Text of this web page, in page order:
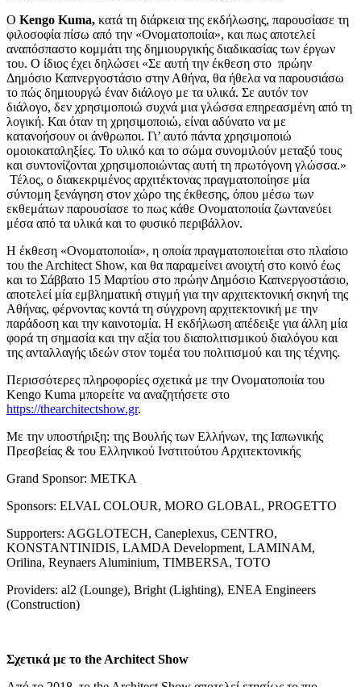
Ο Kengo Kuma, κατά τη διάρκεια της εκδήλωσης, παρουσίασε τη
φιλοσοφία πίσω από την «Ονοματοποιία», και πως αποτελεί
αναπόσπαστο κομμάτι της δημιουργικής διαδικασίας των έργων
του. Ο ίδιος έχει δηλώσει «Σε αυτή την έκθεση στο πρώην
Δημόσιο Καπνεργοστάσιο στην Αθήνα, θα ήθελα να παρουσιάσω
το πώς δημιουργώ έναν διάλογο με τα υλικά. Σε αυτόν τον
διάλογο, δεν χρησιμοποιώ συχνά μια γλώσσα επηρεασμένη από τη
λογική. Και όταν τη χρησιμοποιώ, είναι αδύνατο να με
κατανοήσουν οι άνθρωποι. Γι’ αυτό πάντα χρησιμοποιώ
ομοιοκαταληξίες. Το υλικό και το σώμα συνομιλούν μεταξύ τους
και συντονίζονται χρησιμοποιώντας αυτή τη πρωτόγονη γλώσσα.»
Τέλος, ο διακεκριμένος αρχιτέκτονας πραγματοποίησε μία
σύντομη ξενάγηση στον χώρο της έκθεσης, όπου μέσω των
εκθεμάτων παρουσίασε το πως κάθε Ονοματοποιία ζωντανεύει
μέσα από τα υλικά και το φυσικό περιβάλλον.
Η έκθεση «Ονοματοποιία», η οποία πραγματοποιείται στο πλαίσιο
του the Architect Show, και θα παραμείνει ανοιχτή στο κοινό έως
και το Σάββατο 15 Μαρτίου στο πρώην Δημόσιο Καπνεργοστάσιο,
αποτελεί μία εμβληματική στιγμή για την αρχιτεκτονική σκηνή της
Αθήνας, φέρνοντας κοντά τη σύγχρονη αρχιτεκτονική με την
παράδοση και την καινοτομία. Η εκδήλωση απέδειξε για άλλη μία
φορά τη σημασία και την αξία του διαπολιτισμικού διαλόγου και
της ανταλλαγής ιδεών στον τομέα του πολιτισμού και της τέχνης.
Περισσότερες πληροφορίες σχετικά με την Ονοματοποιία του
Kengo Kuma μπορείτε να αναζητήσετε στο
https://thearchitectshow.gr.
Με την υποστήριξη: της Βουλής των Ελλήνων, της Ιαπωνικής
Πρεσβείας & του Ελληνικού Ινστιτούτου Αρχιτεκτονικής
Grand Sponsor: ΜΕΤΚΑ
Sponsors: ELVAL COLOUR, MORO GLOBAL, PROGETTO
Supporters: AGGLOTECH, Caneplexus, CENTRO,
KONSTANTINIDIS, LAMDA Development, LAMINAM,
Orilina, Reynaers Aluminium, TIMBERSA, TOTO
Providers: al2 (Lounge), Bright (Lighting), ENEA Engineers
(Construction)
Σχετικά με το the Architect Show